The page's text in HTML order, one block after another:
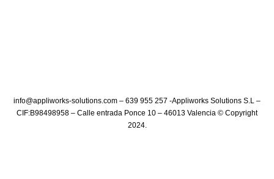
info@appliworks-solutions.com – 639 955 257 -Appliworks Solutions S.L –
CIF:B98498958 – Calle entrada Ponce 10 – 46013 Valencia © Copyright
2024.​